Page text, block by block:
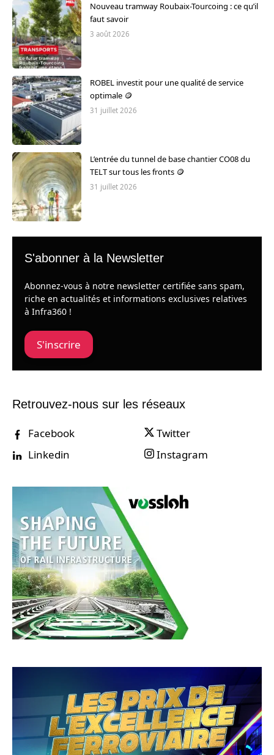
Nouveau tramway Roubaix-Tourcoing : ce qu’il
faut savoir
3 août 2026
ROBEL investit pour une qualité de service
optimale 🪙
31 juillet 2026
L’entrée du tunnel de base chantier CO08 du
TELT sur tous les fronts 🪙
31 juillet 2026
S'abonner à la Newsletter
Abonnez-vous à notre newsletter certifiée sans spam,
riche en actualités et informations exclusives relatives
à Infra360 !
S'inscrire
Retrouvez-nous sur les réseaux
Facebook
Twitter
Linkedin
Instagram